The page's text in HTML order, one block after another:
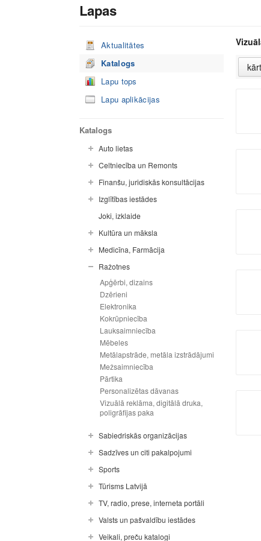
Lapas
Aktualitātes
Katalogs
Lapu tops
Lapu aplikācijas
Katalogs
Auto lietas
Celtniecība un Remonts
Finanšu, juridiskās konsultācijas
Izglītības iestādes
Joki, izklaide
Kultūra un māksla
Medicīna, Farmācija
Ražotnes
Apģērbi, dizains
Dzērieni
Elektronika
Kokrūpniecība
Lauksaimniecība
Mēbeles
Metālapstrāde, metāla izstrādājumi
Mežsaimniecība
Pārtika
Personalizētas dāvanas
Vizuālā reklāma, digitālā druka,
poligrāfijas paka
Sabiedriskās organizācijas
Sadzīves un citi pakalpojumi
Sports
Tūrisms Latvijā
TV, radio, prese, interneta portāli
Valsts un pašvaldību iestādes
Veikali, preču katalogi